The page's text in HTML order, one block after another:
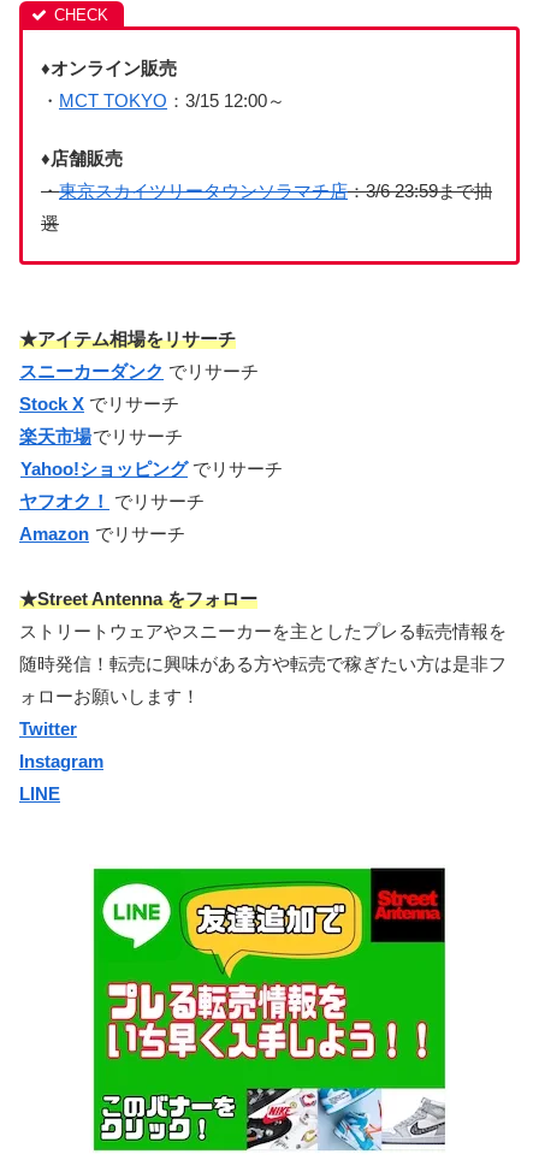
♦オンライン販売
・ MCT TOKYO ：3/15 12:00～
♦店舗販売
・東京スカイツリータウンソラマチ店：3/6 23:59まで抽
選
★アイテム相場をリサーチ
スニーカーダンク でリサーチ
Stock X でリサーチ
楽天市場でリサーチ
Yahoo!ショッピングでリサーチ
ヤフオク！
でリサーチ
Amazon でリサーチ
★Street Antenna をフォロー
ストリートウェアやスニーカーを主としたプレる転売情報を
随時発信！転売に興味がある方や転売で稼ぎたい方は是非フ
ォローお願いします！
Twitter
Instagram
LINE